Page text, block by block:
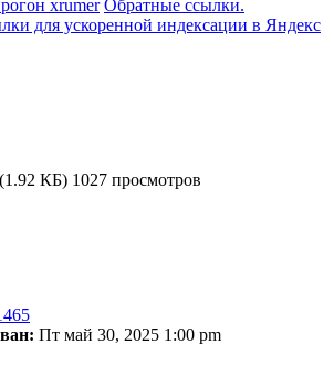
xrumer Обратные ссылки.
для ускоренной индексации в Яндекс
КБ) 1027 просмотров
Пт май 30, 2025 1:00 pm